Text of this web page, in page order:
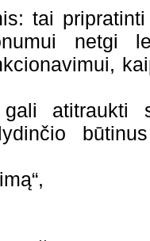
tai
netgi
atitraukti